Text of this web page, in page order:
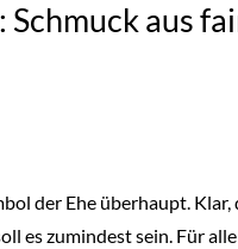
Schmuck aus
der Ehe überhaupt.
es zumindest sein. Für